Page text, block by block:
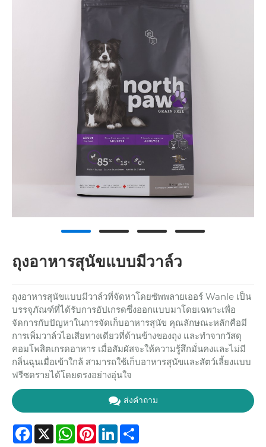
ถุงอาหารสุนัขแบบมีวาล์ว
ถุงอาหารสุนัขแบบมีวาล์วที่จัดหาโดยซัพพลายเออร์ Wanle เป็น
บรรจุภัณฑ์ที่ได้รับการอัปเกรดซึ่งออกแบบมาโดยเฉพาะเพื่อ
จัดการกับปัญหาในการจัดเก็บอาหารสุนัข คุณลักษณะหลักคือมี
การเพิ่มวาล์วไอเสียทางเดียวที่ด้านข้างของถุง และทำจากวัสดุ
คอมโพสิตเกรดอาหาร เมื่อสัมผัสจะให้ความรู้สึกมั่นคงและไม่มี
กลิ่นฉุนเมื่อเข้าใกล้ สามารถใช้เก็บอาหารสุนัขและสัตว์เลี้ยงแบบ
ฟรีซดรายได้โดยตรงอย่างอุ่นใจ
ส่งคำถาม
Facebook
X WhatsApp
PinterestLinkedIn